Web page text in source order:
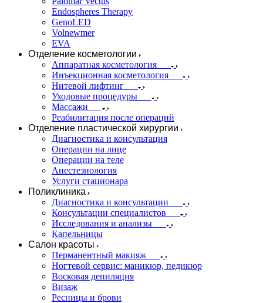
Endospheres Therapy
GenoLED
Volnewmer
EVA
Отделение косметологии
Аппаратная косметология
Инъекционная косметология
Нитевой лифтинг
Уходовые процедуры
Массажи
Реабилитация после операций
Отделение пластической хирургии
Диагностика и консультация
Операции на лице
Операции на теле
Анестезиология
Услуги стационара
Поликлиника
Диагностика и консультации
Консультации специалистов
Исследования и анализы
Капельницы
Салон красоты
Перманентный макияж
Ногтевой сервис: маникюр, педикюр
Восковая депиляция
Визаж
Ресницы и брови